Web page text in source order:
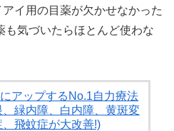
イ用の目薬が欠かせなかった
気づいたらほとんど使わな
アップするNo.1自力療法
、緑内障、白内障、黄斑変
、飛蚊症が大改善!)